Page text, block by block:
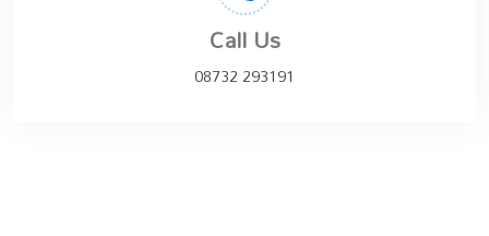
Call Us
08732 293191